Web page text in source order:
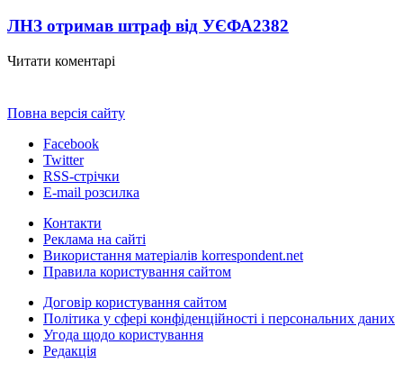
ЛНЗ отримав штраф від УЄФА2382
Читати коментарі
Повна версія сайту
Facebook
Twitter
RSS-стрічки
E-mail розсилка
Контакти
Реклама на сайті
Використання матеріалів korrespondent.net
Правила користування сайтом
Договір користування сайтом
Політика у сфері конфіденційності і персональних даних
Угода щодо користування
Редакція